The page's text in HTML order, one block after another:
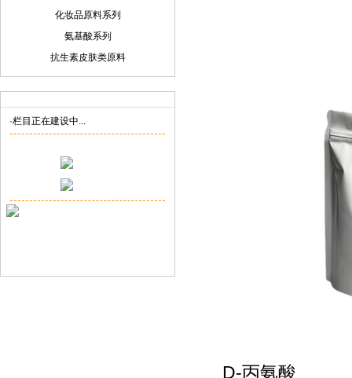
化妆品原料系列
氨基酸系列
抗生素皮肤类原料
·栏目正在建设中...
D-丙氨酸